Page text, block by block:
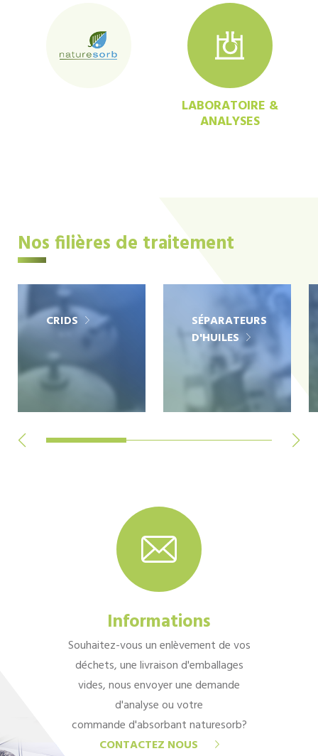
LABORATOIRE &
ANALYSES
Nos filières de traitement
CRIDS
SÉPARATEURS
D'HUILES
Informations
Souhaitez-vous un enlèvement de vos
déchets, une livraison d'emballages
vides, nous envoyer une demande
d'analyse ou votre
commande d'absorbant naturesorb?
CONTACTEZ NOUS